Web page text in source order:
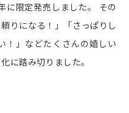
に限定発売しました。 その
りになる！」「さっぱりし
！」などたくさんの嬉しい
に踏み切りました。